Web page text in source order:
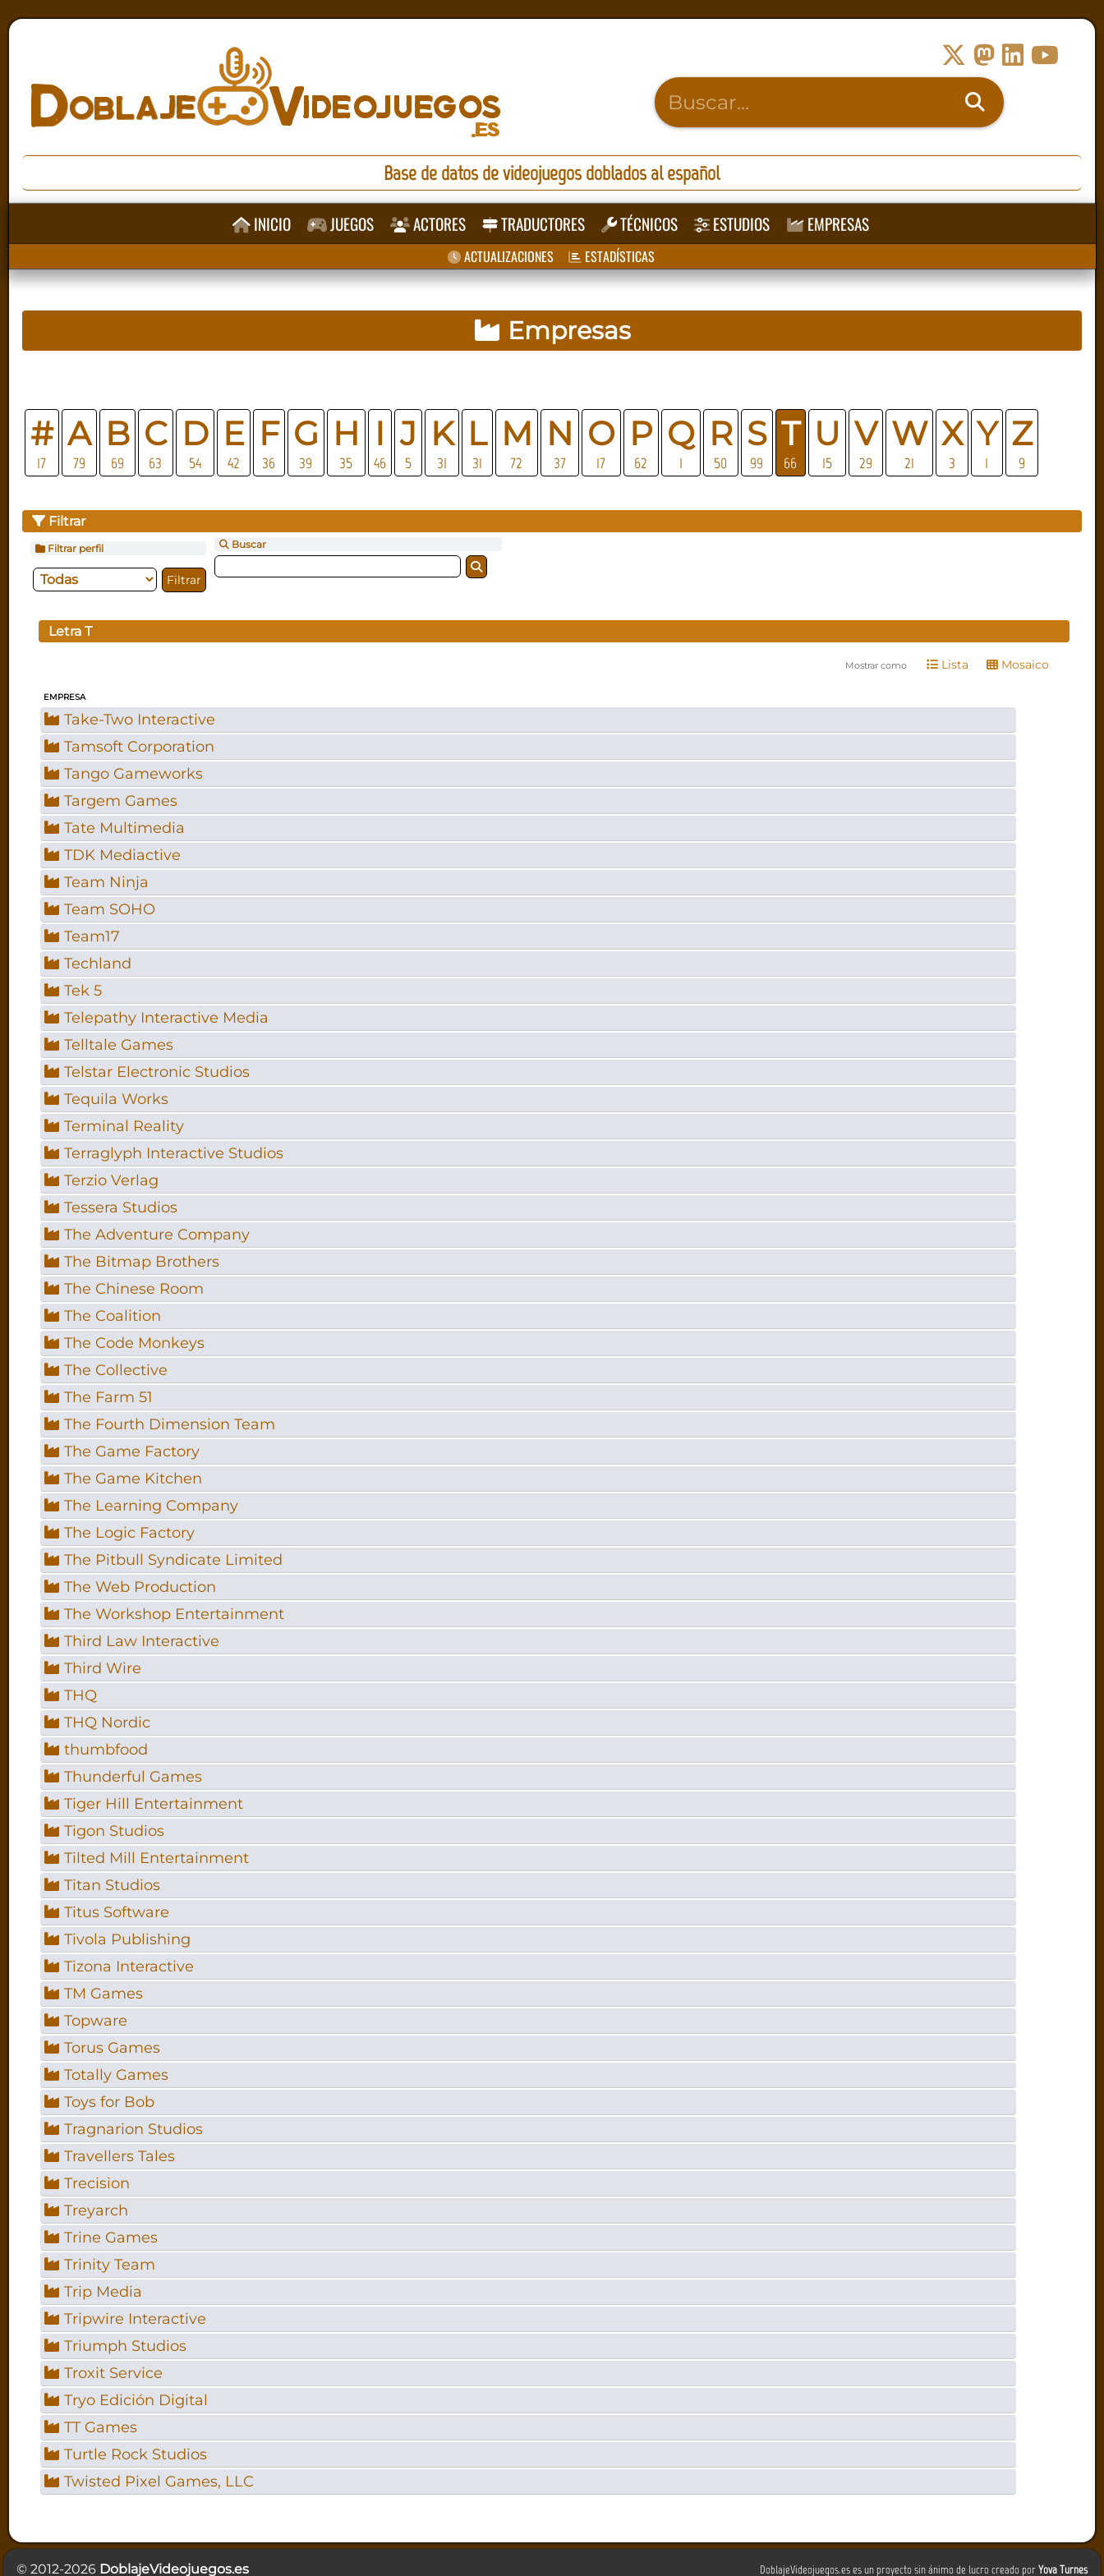
Base de datos de videojuegos doblados al español
INICIO JUEGOS ACTORES TRADUCTORES TÉCNICOS ESTUDIOS EMPRESAS
ACTUALIZACIONES ESTADÍSTICAS
Empresas
#
17
A
79
B
69
C
63
D
54
E
42
F
36
G
39
H
35
I
46
J
5
K
31
L
31
M
72
N
37
O
17
P
62
Q
1
R
50
S
99
T
66
U
15
V
29
W
21
X
3
Y
1
Z
9
Filtrar
Filtrar perfil Buscar
Letra T
Mostrar como Lista Mosaico
EMPRESA
Take-Two Interactive
Tamsoft Corporation
Tango Gameworks
Targem Games
Tate Multimedia
TDK Mediactive
Team Ninja
Team SOHO
Team17
Techland
Tek 5
Telepathy Interactive Media
Telltale Games
Telstar Electronic Studios
Tequila Works
Terminal Reality
Terraglyph Interactive Studios
Terzio Verlag
Tessera Studios
The Adventure Company
The Bitmap Brothers
The Chinese Room
The Coalition
The Code Monkeys
The Collective
The Farm 51
The Fourth Dimension Team
The Game Factory
The Game Kitchen
The Learning Company
The Logic Factory
The Pitbull Syndicate Limited
The Web Production
The Workshop Entertainment
Third Law Interactive
Third Wire
THQ
THQ Nordic
thumbfood
Thunderful Games
Tiger Hill Entertainment
Tigon Studios
Tilted Mill Entertainment
Titan Studios
Titus Software
Tivola Publishing
Tizona Interactive
TM Games
Topware
Torus Games
Totally Games
Toys for Bob
Tragnarion Studios
Travellers Tales
Trecision
Treyarch
Trine Games
Trinity Team
Trip Media
Tripwire Interactive
Triumph Studios
Troxit Service
Tryo Edición Digital
TT Games
Turtle Rock Studios
Twisted Pixel Games, LLC
DoblajeVideojuegos.es es un proyecto sin ánimo de lucro creado porYova Turnes
© 2012-2026 DoblajeVideojuegos.es